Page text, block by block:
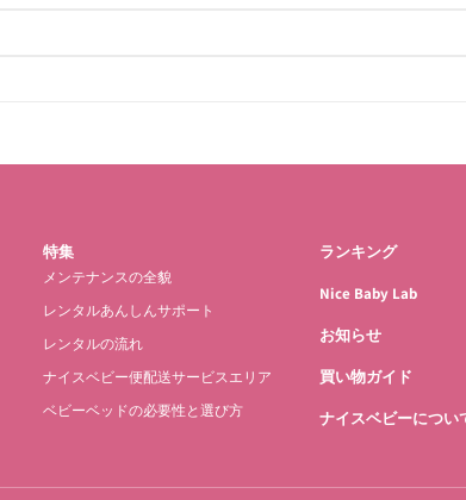
特集
メンテナンスの全貌
レンタルあんしんサポート
レンタルの流れ
ナイスベビー便配送サービスエリア
ベビーベッドの必要性と選び方
ランキング
Nice Baby Lab
お知らせ
買い物ガイド
ナイスベビーについ